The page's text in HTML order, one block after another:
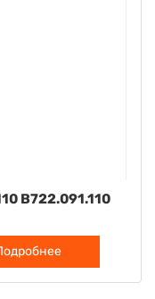
B722.091.110